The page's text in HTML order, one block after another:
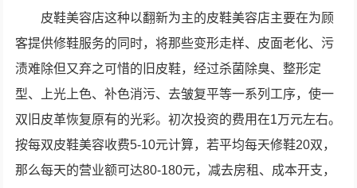
皮鞋美容店这种以翻新为主的皮鞋美容店主要在为顾
客提供修鞋服务的同时，将那些变形走样、皮面老化、污
渍难除但又弃之可惜的旧皮鞋，经过杀菌除臭、整形定
型、上光上色、补色消污、去皱复平等一系列工序，使一
双旧皮革恢复原有的光彩。初次投资的费用在1万元左右。
按每双皮鞋美容收费5-10元计算，若平均每天修鞋20双，
那么每天的营业额可达80-180元，减去房租、成本开支，